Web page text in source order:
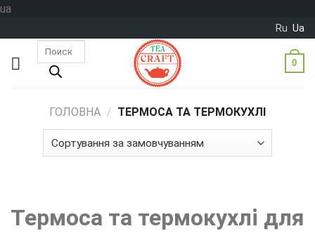
ua
content
Ru Ua
0
ГОЛОВНА / ТЕРМОСА ТА ТЕРМОКУХЛІ
Термоса та термокухлі для